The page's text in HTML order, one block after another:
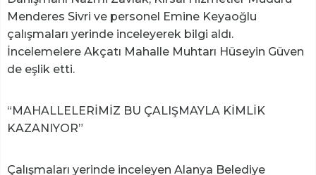
Menderes Sivri ve personel Emine Keyaoğlu
çalışmaları yerinde inceleyerek bilgi aldı.
İncelemelere Akçatı Mahalle Muhtarı Hüseyin Güven
de eşlik etti.
“MAHALLELERİMİZ BU ÇALIŞMAYLA KİMLİK
KAZANIYOR”
Çalışmaları yerinde inceleyen Alanya Belediye